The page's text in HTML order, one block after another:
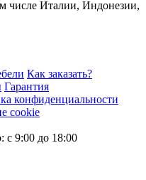
числе Италии, Индонезии,
Как заказать?
Гарантия
конфиденциальности
cookie
с 9:00 до 18:00